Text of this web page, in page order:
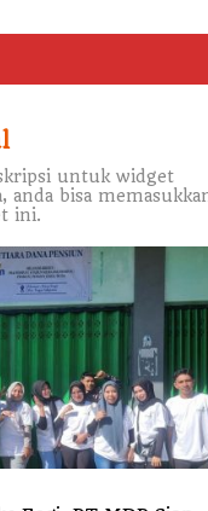
KPPN
Rp3,15
Guru ASN
untuk widget
anda bisa
ini.